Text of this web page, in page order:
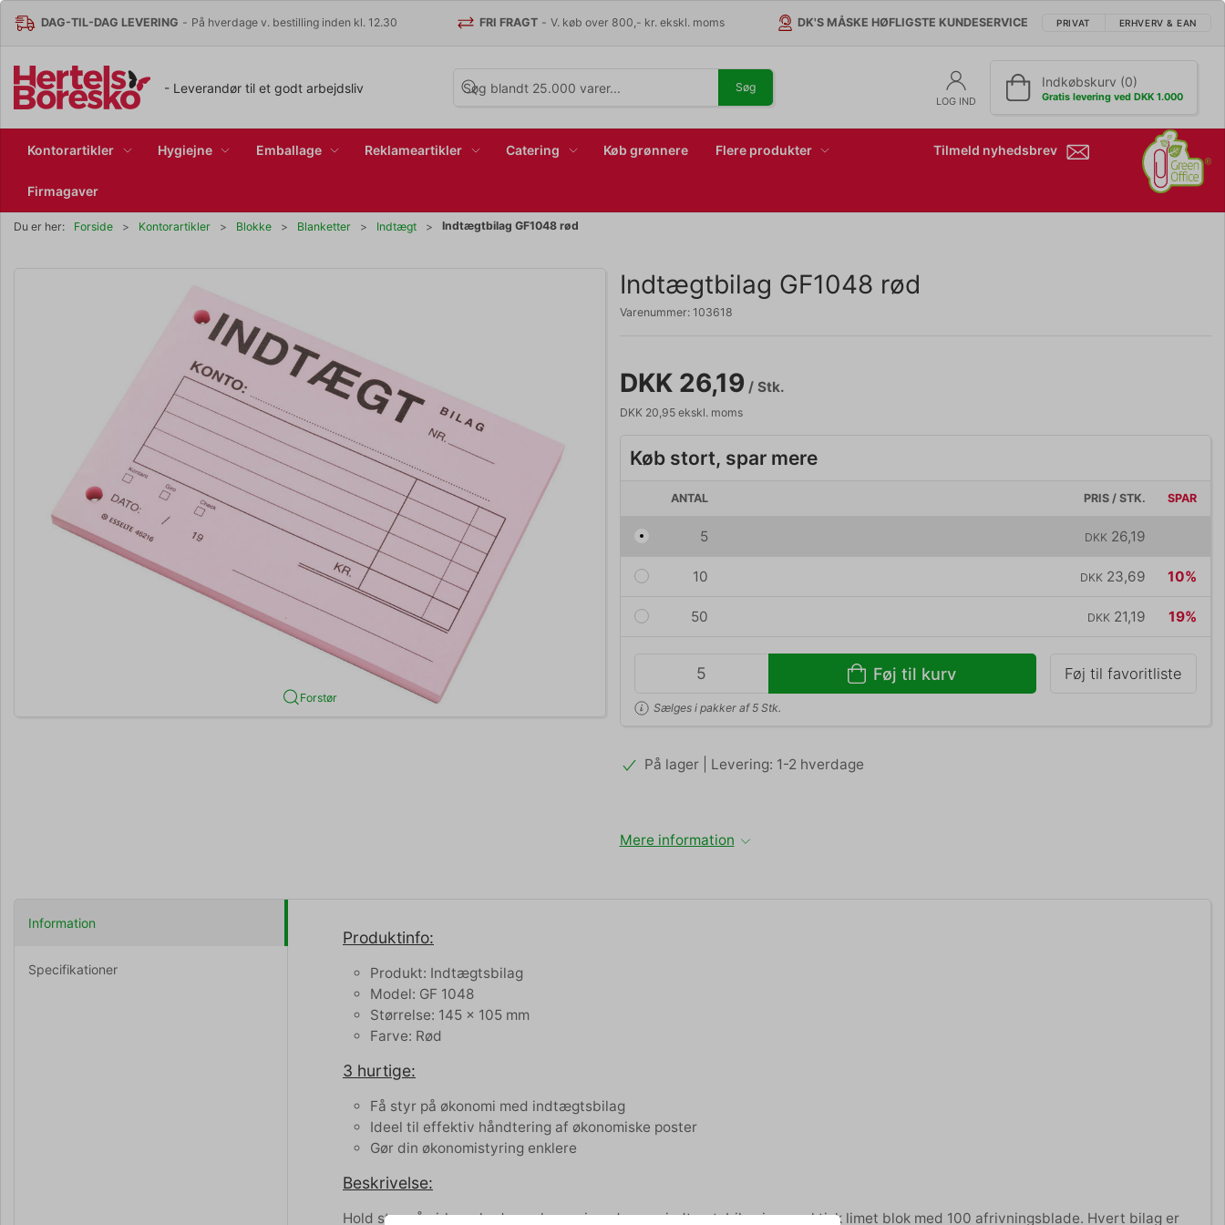
DAG-TIL-DAG LEVERING - På hverdage v. bestilling inden kl. 12.30 FRI FRAGT -V. køb over 800,- kr. ekskl. moms DK'S MÅSKE HØFLIGSTE KUNDESERVICE PRIVAT ERHVERV & EAN
- Leverandør til et godt arbejdsliv Søg
LOG IND
Indkøbskurv (0)
Gratis levering ved DKK 1.000
Kontorartikler Hygiejne Emballage Reklameartikler Catering Køb grønnere Flere produkter
Firmagaver
Tilmeld nyhedsbrev
Du er her: Forside Kontorartikler Blokke Blanketter Indtægt Indtægtbilag GF1048 rød
Forstør
Indtægtbilag GF1048 rød
Varenummer: 103618
DKK 26,19 / Stk.
DKK 20,95 ekskl. moms
Køb stort, spar mere
ANTAL PRIS / STK. SPAR
Føj til kurv
Sælges i pakker af 5 Stk.
Føj til favoritliste
5 DKK 26,19
10 DKK 23,69 10%
50 DKK 21,19 19%
På lager | Levering: 1-2 hverdage
Mere information
Information
Specifikationer
Produktinfo:
Produkt: Indtægtsbilag
Model: GF 1048
Størrelse: 145 x 105 mm
Farve: Rød
3 hurtige:
Få styr på økonomi med indtægtsbilag
Ideel til effektiv håndtering af økonomiske poster
Gør din økonomistyring enklere
Beskrivelse:
Hold styr på virksomhedens økonomi med vores indtægtsbilag i en praktisk limet blok med 100 afrivningsblade. Hvert bilag er